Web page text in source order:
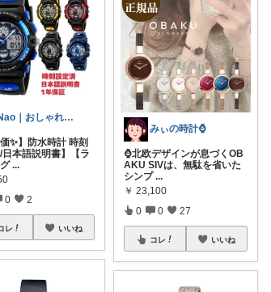
Nao｜おしゃれで便利なもの大好き♡
価✨】防水時計 時刻
日本語説明書】【ラ
...
0 2
レ いいね
みぃの時計⌚
⌚北欧デザインが息づくOB
AKU SIVは、無駄を省いた
シンプ ...
￥ 23,100
0 0 27
コレ いいね